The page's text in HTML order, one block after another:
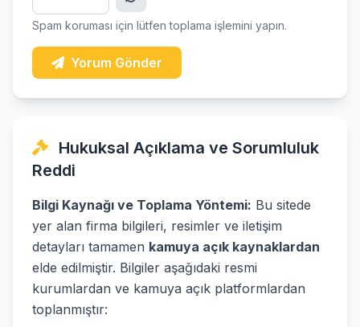
Spam koruması için lütfen toplama işlemini yapın.
Yorum Gönder
Hukuksal Açıklama ve Sorumluluk
Reddi
Bilgi Kaynağı ve Toplama Yöntemi: Bu sitede
yer alan firma bilgileri, resimler ve iletişim
detayları tamamen kamuya açık kaynaklardan
elde edilmiştir. Bilgiler aşağıdaki resmi
kurumlardan ve kamuya açık platformlardan
toplanmıştır: